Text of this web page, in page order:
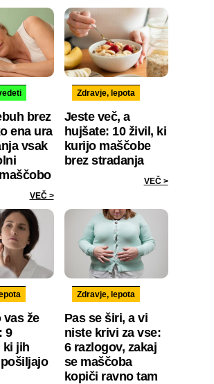
brez
ena ura
vsak
VEČ >
Zdravje, lepota
Jeste več, a
hujšate: 10 živil, ki
kurijo maščobe
brez stradanja
VEČ >
vas že
9
ki jih
Zdravje, lepota
Pas se širi, a vi
niste krivi za vse:
6 razlogov, zakaj
se maščoba
kopiči ravno tam